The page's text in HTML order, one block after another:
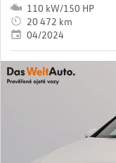
110 kW/150 HP
20 472 km
04/2024